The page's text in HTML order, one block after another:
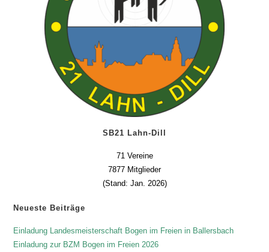
SB21 Lahn-Dill
71 Vereine
7877 Mitglieder
(Stand: Jan. 2026)
Neueste Beiträge
Einladung Landesmeisterschaft Bogen im Freien in Ballersbach
Einladung zur BZM Bogen im Freien 2026